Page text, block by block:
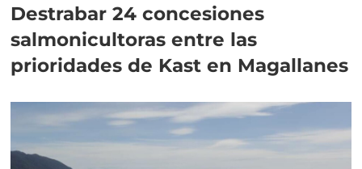
Destrabar 24 concesiones
salmonicultoras entre las
prioridades de Kast en Magallanes